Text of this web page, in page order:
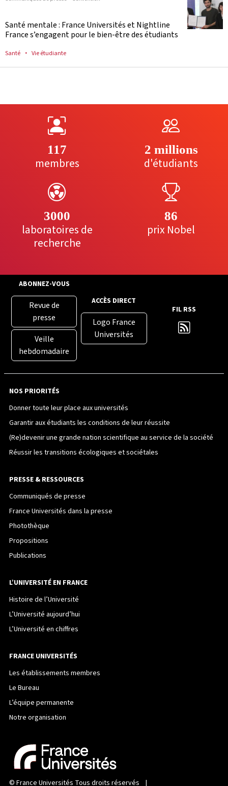
Santé mentale : France Universités et Nightline
France s’engagent pour le bien-être des étudiants
Santé Vie étudiante
117
membres
2 millions
d'étudiants
3000
laboratoires de
recherche
86
prix Nobel
ABONNEZ-VOUS
Revue de
presse
Veille
hebdomadaire
ACCÈS DIRECT
Logo France
Universités
FIL RSS
NOS PRIORITÉS
Donner toute leur place aux universités
Garantir aux étudiants les conditions de leur réussite
(Re)devenir une grande nation scientifique au service de la société
Réussir les transitions écologiques et sociétales
PRESSE & RESSOURCES
Communiqués de presse
France Universités dans la presse
Photothèque
Propositions
Publications
L’UNIVERSITÉ EN FRANCE
Histoire de l’Université
L’Université aujourd’hui
L’Université en chiffres
FRANCE UNIVERSITÉS
Les établissements membres
Le Bureau
L’équipe permanente
Notre organisation
© France Universités Tous droits réservés |